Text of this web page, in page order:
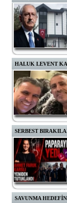
milyonlarca liralık
sürdü.
HALUK LEVENT
SERBEST
tutuklandı.
SAVUNMA